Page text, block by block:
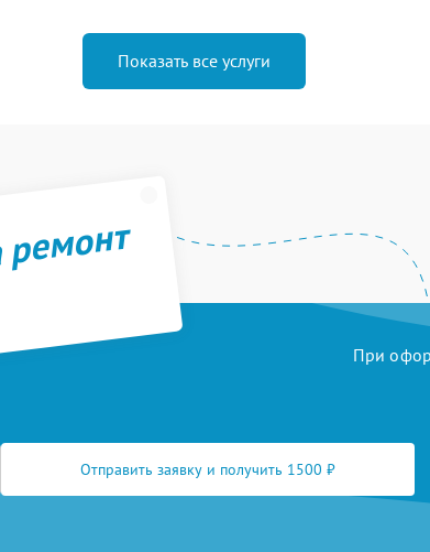
Показать все услуги
При
Отправить заявку и получить 1500 ₽